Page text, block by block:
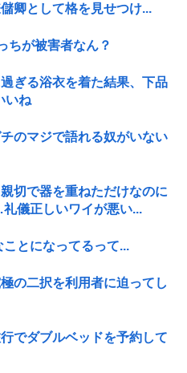
卿として格を見せつけ...
ちが被害者なん？
ぎる浴衣を着た結果、下品
いね
のマジで語れる奴がいない
切で器を重ねただけなのに
儀正しいワイが悪い...
とになってるって...
の二択を利用者に迫ってし
でダブルベッドを予約して